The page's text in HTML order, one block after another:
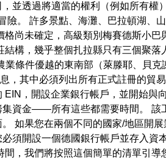
並透過將適當的權利（例如所有權
。 許多景點、海灘、巴拉頓湖、
尚未確定，高級類別梅賽德斯小
構，幾乎整個扎拉縣只有三個聚落
條件優越的東南部（萊滕耶、貝
，其中必須列出所有正式註冊的貿
，開設企業銀行帳戶，並開始與
資金——所有這些都需要時間。 該
如果您在兩個不同的國家/地區開展
須開設一個德國銀行帳戶並存入資
，我們將按照這個簡單的清單引導